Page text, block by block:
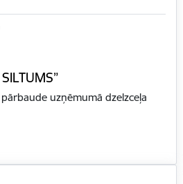
uzņēmumā dzelzceļa